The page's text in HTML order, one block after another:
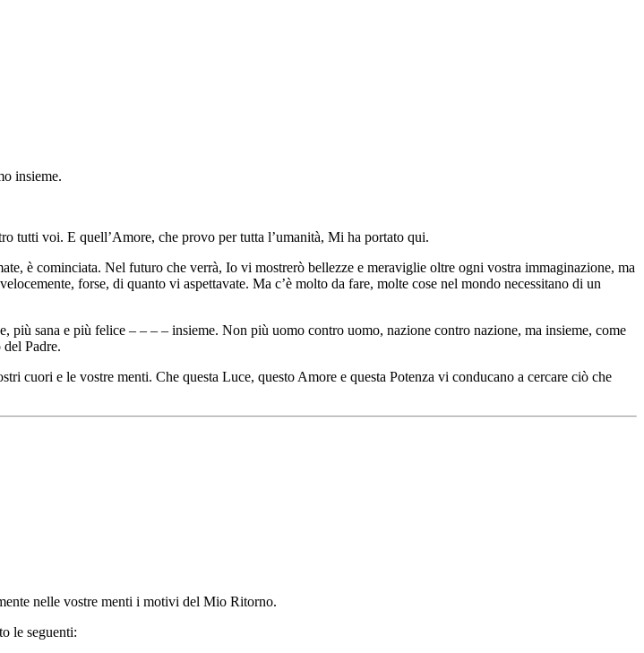
insieme.
tutti voi. E quell’Amore, che provo per tutta l’umanità, Mi ha portato qui.
è cominciata. Nel futuro che verrà, Io vi mostrerò bellezze e meraviglie oltre ogni vostra immaginazione, ma
forse, di quanto vi aspettavate. Ma c’è molto da fare, molte cose nel mondo necessitano di un
sana e più felice – – – – insieme. Non più uomo contro uomo, nazione contro nazione, ma insieme, come
Padre.
cuori e le vostre menti. Che questa Luce, questo Amore e questa Potenza vi conducano a cercare ciò che
nelle vostre menti i motivi del Mio Ritorno.
le seguenti: